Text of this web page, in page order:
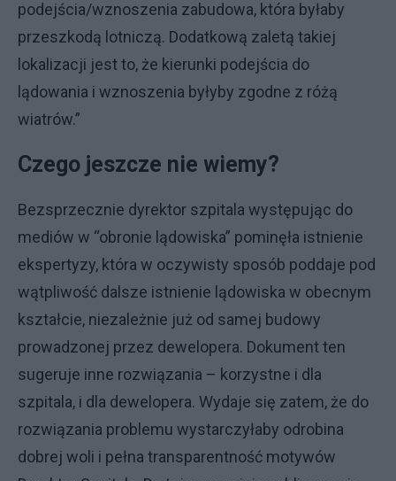
podejścia/wznoszenia zabudowa, która byłaby
przeszkodą lotniczą. Dodatkową zaletą takiej
lokalizacji jest to, że kierunki podejścia do
lądowania i wznoszenia byłyby zgodne z różą
wiatrów.”
Czego jeszcze nie wiemy?
Bezsprzecznie dyrektor szpitala występując do
mediów w “obronie lądowiska” pominęła istnienie
ekspertyzy, która w oczywisty sposób poddaje pod
wątpliwość dalsze istnienie lądowiska w obecnym
kształcie, niezależnie już od samej budowy
prowadzonej przez dewelopera. Dokument ten
sugeruje inne rozwiązania – korzystne i dla
szpitala, i dla dewelopera. Wydaje się zatem, że do
rozwiązania problemu wystarczyłaby odrobina
dobrej woli i pełna transparentność motywów